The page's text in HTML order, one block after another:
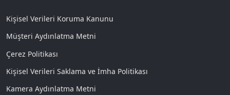
Kişisel Verileri Koruma Kanunu
Müşteri Aydınlatma Metni
Çerez Politikası
Kişisel Verileri Saklama ve İmha Politikası
Kamera Aydınlatma Metni